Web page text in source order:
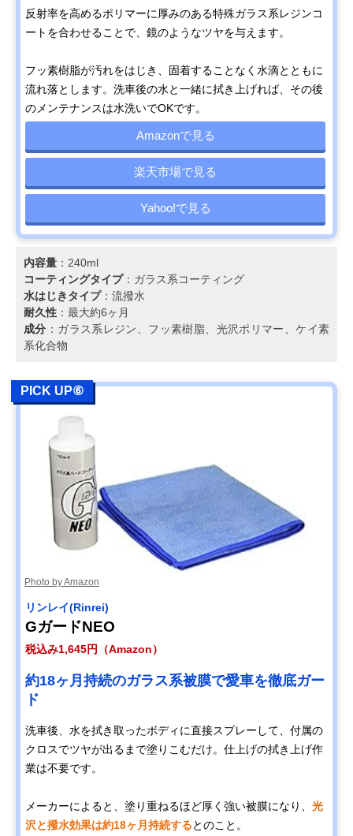
反射率を高めるポリマーに厚みのある特殊ガラス系レジンコ
ートを合わせることで、鏡のようなツヤを与えます。
フッ素樹脂が汚れをはじき、固着することなく水滴とともに
流れ落とします。洗車後の水と一緒に拭き上げれば、その後
のメンテナンスは水洗いでOKです。
Amazonで見る
楽天市場で見る
Yahoo!で見る
内容量 ：240ml
コーティングタイプ：ガラス系コーティング
水はじきタイプ：流撥水
耐久性 ：最大約6ヶ月
成分 ：ガラス系レジン、フッ素樹脂、光沢ポリマー、ケイ素
系化合物
PICK UP⑥
Photo by Amazon
リンレイ(Rinrei)
GガードNEO
税込み1,645円（Amazon）
約18ヶ月持続のガラス系被膜で愛車を徹底ガー
ド
洗車後、水を拭き取ったボディに直接スプレーして、付属の
クロスでツヤが出るまで塗りこむだけ。仕上げの拭き上げ作
業は不要です。
メーカーによると、塗り重ねるほど厚く強い被膜になり、 光
沢と撥水効果は約18ヶ月持続するとのこと。